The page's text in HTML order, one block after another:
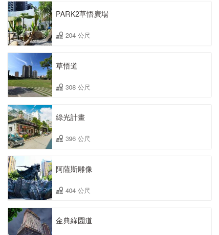
PARK2草悟廣場
204 公尺
草悟道
308 公尺
綠光計畫
396 公尺
阿薩斯雕像
404 公尺
金典綠園道